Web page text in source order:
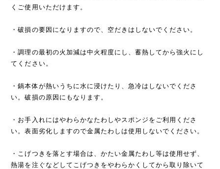
くご使用いただけます。
・破損の要因になりますので、空だきはしないでください。
・調理の最初の火加減は中火程度にし、蓄熱してから強火にし
てください。
・鍋本体が熱いうちに水に浸けたり、急冷はしないでくださ
い。破損の原因にもなります。
・お手入れにはやわらかなたわしやスポンジをご利用くださ
い。表面劣化しますので金属たわしは使用しないでください。
・こげつきを落とす場合は、かたい金属たわし等は使用せず、
熱湯を注ぐなどしてこげつきをやわらかくしてから取り除いて